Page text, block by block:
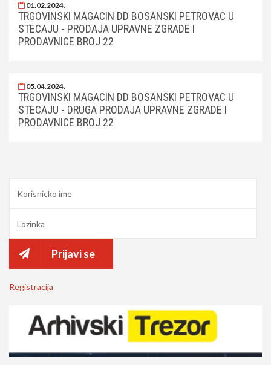
01.02.2024.
TRGOVINSKI MAGACIN DD BOSANSKI PETROVAC U
STECAJU - PRODAJA UPRAVNE ZGRADE I
PRODAVNICE BROJ 22
05.04.2024.
TRGOVINSKI MAGACIN DD BOSANSKI PETROVAC U
STECAJU - DRUGA PRODAJA UPRAVNE ZGRADE I
PRODAVNICE BROJ 22
Prijavi se
Registracija